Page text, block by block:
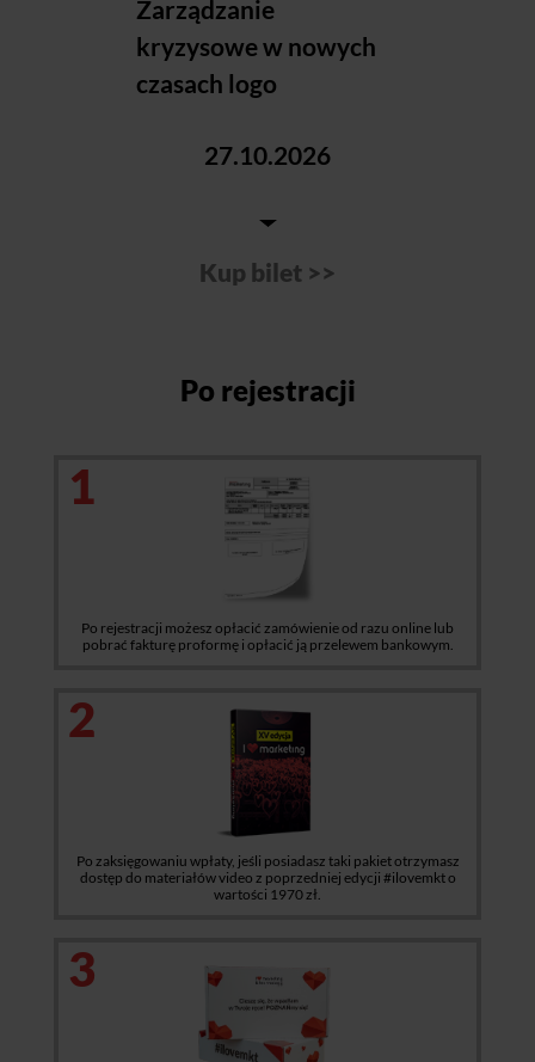
Po rejestracji
1
Po rejestracji możesz opłacić zamówienie od razu online lub
pobrać fakturę proformę i opłacić ją przelewem bankowym.
2
Po zaksięgowaniu wpłaty, jeśli posiadasz taki pakiet otrzymasz
dostęp do materiałów video z poprzedniej edycji #ilovemkt o
wartości 1970 zł.
3